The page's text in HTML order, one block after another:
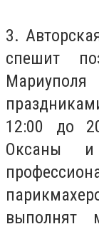
3.
спешит
12:00 до
Оксаны и
выполнят